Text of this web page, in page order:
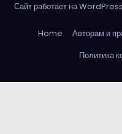
Сайт работает на WordPress
Home Авторам и
Политика